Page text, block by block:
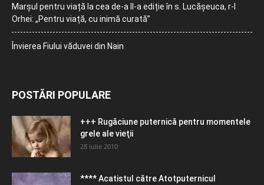
Marșul pentru viață la cea de-a II-a ediție în s. Lucășeuca, r-l
Orhei: „Pentru viață, cu inimă curată”
Învierea Fiului văduvei din Nain
POSTĂRI POPULARE
+++ Rugăciune puternică pentru momentele
grele ale vieţii
28 iulie 2010
**** Acatistul către Atotputernicul